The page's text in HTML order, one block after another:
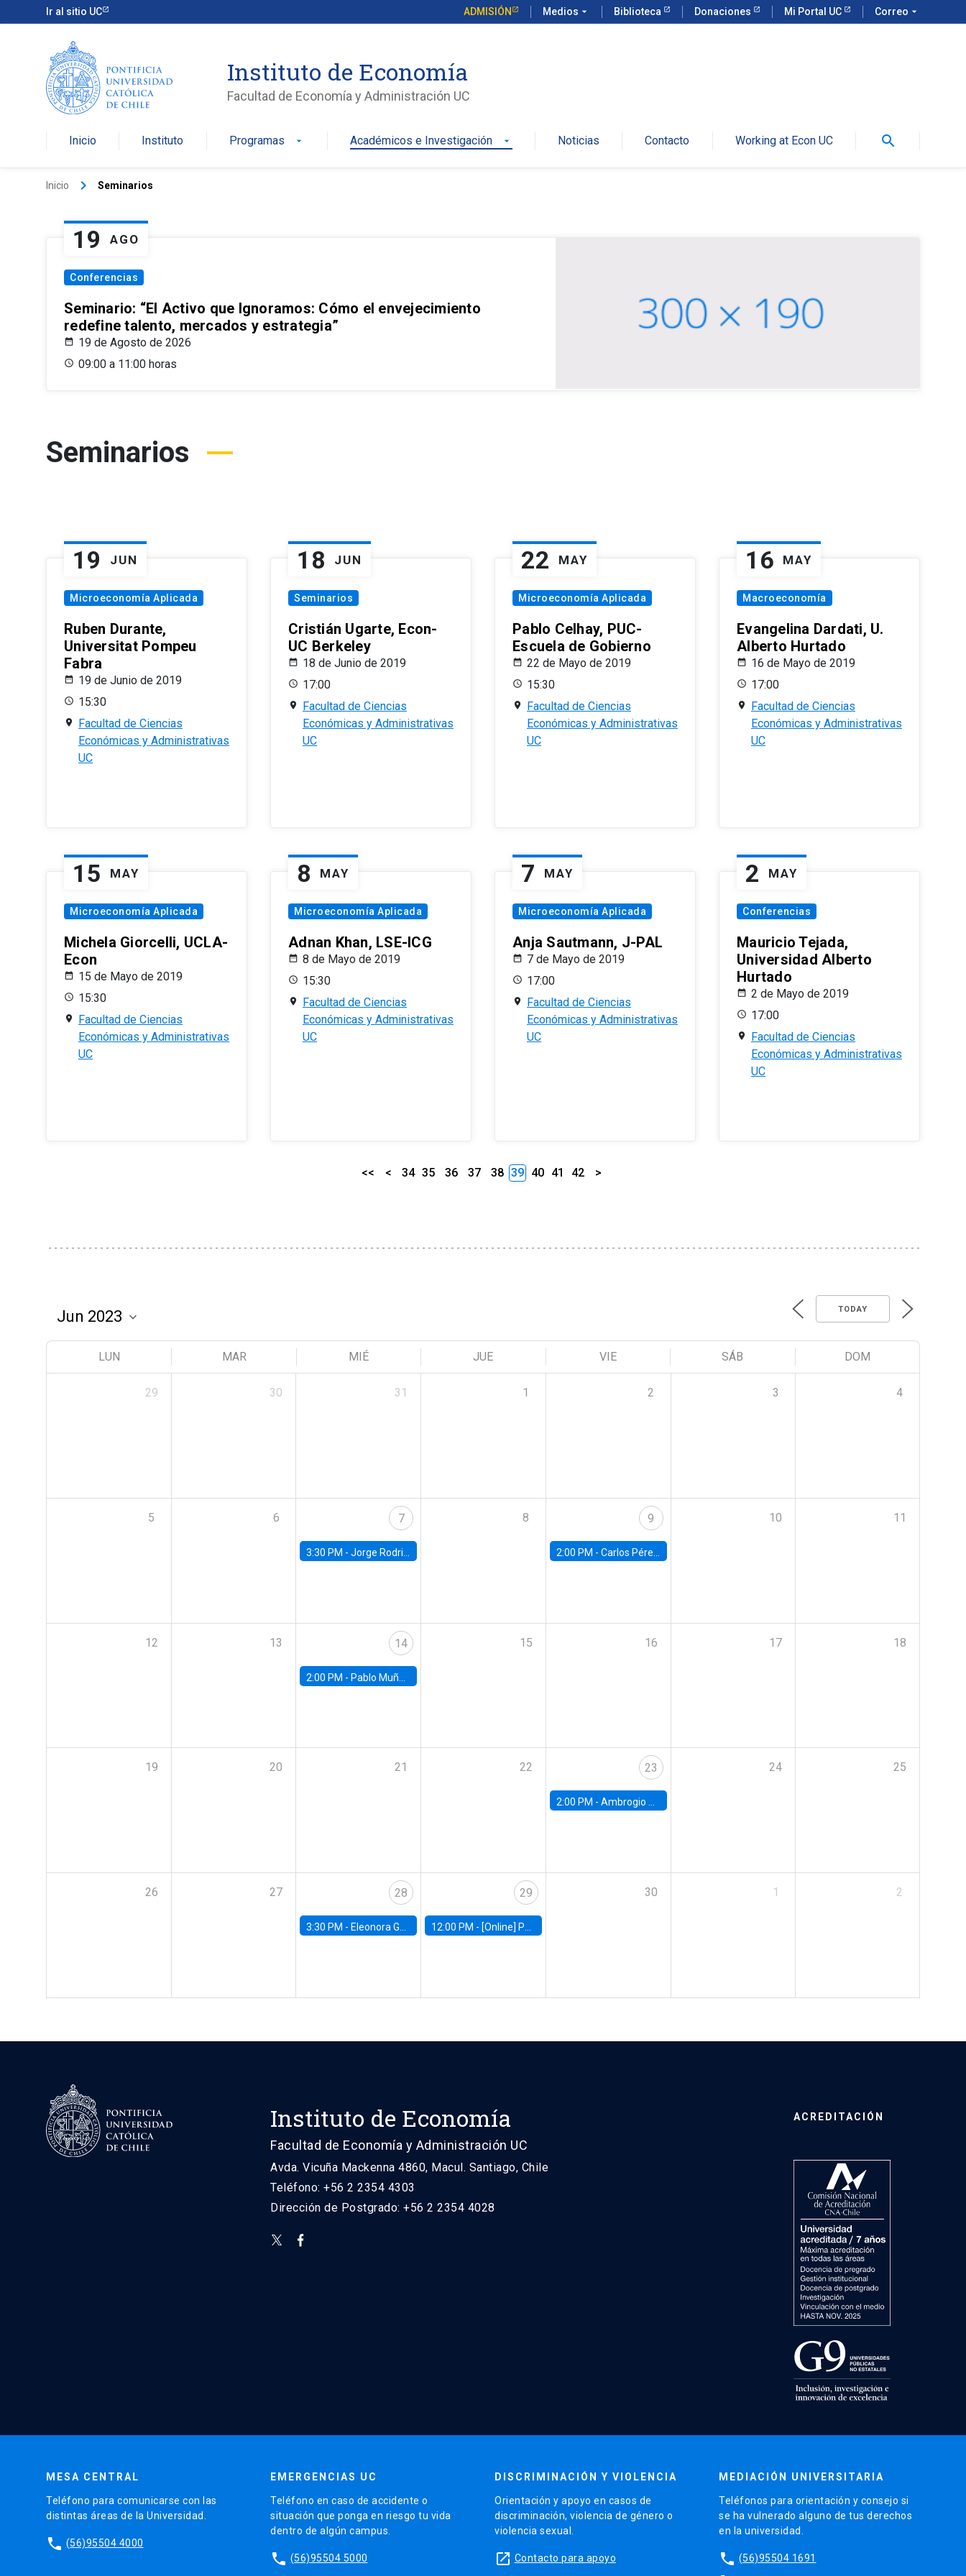
Ir al sitio UC ADMISIÓN Medios arrow_drop_down Biblioteca Donaciones Mi Portal UC Correo arrow_drop_down
Instituto de Economía
Facultad de Economía y Administración UC
Inicio Instituto Programas arrow_drop_down Académicos e Investigación arrow_drop_down Noticias Contacto Working at Econ UC search
Inicio keyboard_arrow_right Seminarios
19 AGO
Conferencias
Seminario: “El Activo que Ignoramos: Cómo el envejecimiento
redefine talento, mercados y estrategia”
19 de Agosto de 2026
09:00 a 11:00 horas
Seminarios
19 JUN
Microeconomía Aplicada
Ruben Durante,
Universitat Pompeu
Fabra
19 de Junio de 2019
15:30
Facultad de Ciencias
Económicas y Administrativas
UC
18 JUN
Seminarios
Cristián Ugarte, Econ-
UC Berkeley
18 de Junio de 2019
17:00
Facultad de Ciencias
Económicas y Administrativas
UC
22 MAY
Microeconomía Aplicada
Pablo Celhay, PUC-
Escuela de Gobierno
22 de Mayo de 2019
15:30
Facultad de Ciencias
Económicas y Administrativas
UC
16 MAY
Macroeconomía
Evangelina Dardati, U.
Alberto Hurtado
16 de Mayo de 2019
17:00
Facultad de Ciencias
Económicas y Administrativas
UC
15 MAY
Microeconomía Aplicada
Michela Giorcelli, UCLA-
Econ
15 de Mayo de 2019
15:30
Facultad de Ciencias
Económicas y Administrativas
UC
8 MAY
Microeconomía Aplicada
Adnan Khan, LSE-ICG
8 de Mayo de 2019
15:30
Facultad de Ciencias
Económicas y Administrativas
UC
7 MAY
Microeconomía Aplicada
Anja Sautmann, J-PAL
7 de Mayo de 2019
17:00
Facultad de Ciencias
Económicas y Administrativas
UC
2 MAY
Conferencias
Mauricio Tejada,
Universidad Alberto
Hurtado
2 de Mayo de 2019
17:00
Facultad de Ciencias
Económicas y Administrativas
UC
<< < 34 35 36 37 38 39 40 41 42 >
TODAY
LUN MAR MIÉ JUE VIE SÁB DOM
29 30 31 1 2 3 4
5 6 7
3:30 PM -Jorge Rodriguez, Universidad de Los Andes
8 9
2:00 PM - Carlos Pérez, Universidad Finis Terrae
10 11
12 13 14
2:00 PM - Pablo Muñoz, Universidad de Chile
15 16 17 18
19 20 21 22 23
2:00 PM - Ambrogio Cesa-Bianchi, Bank of England
24 25
26 27 28
3:30 PM - Eleonora Guarnieri, Exeter University
29
12:00 PM - [Online] Pablo Slutzky, University of Maryland
30 1 2
Instituto de Economía
Facultad de Economía y Administración UC
Avda. Vicuña Mackenna 4860, Macul. Santiago, Chile
Teléfono: +56 2 2354 4303
Dirección de Postgrado: +56 2 2354 4028
ACREDITACIÓN
MESA CENTRAL
Teléfono para comunicarse con las
distintas áreas de la Universidad.
phone (56)95504 4000
EMERGENCIAS UC
Teléfono en caso de accidente o
situación que ponga en riesgo tu vida
dentro de algún campus.
phone (56)95504 5000
DISCRIMINACIÓN Y VIOLENCIA
Orientación y apoyo en casos de
discriminación, violencia de género o
violencia sexual.
launch Contacto para apoyo
MEDIACIÓN UNIVERSITARIA
Teléfonos para orientación y consejo si
se ha vulnerado alguno de tus derechos
en la universidad.
phone (56)95504 1691